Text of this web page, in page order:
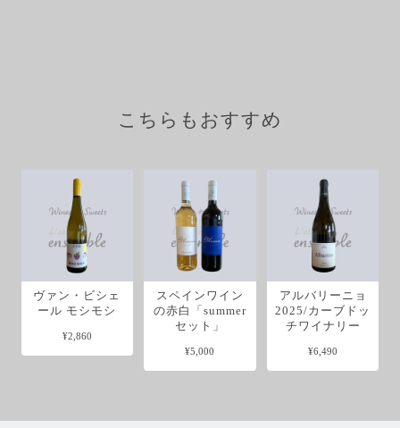
こちらもおすすめ
ヴァン・ビシェ
ール モシモシ
¥2,860
スペインワイン
の赤白「summer
セット」
¥5,000
アルバリーニョ
2025/カーブドッ
チワイナリー
¥6,490